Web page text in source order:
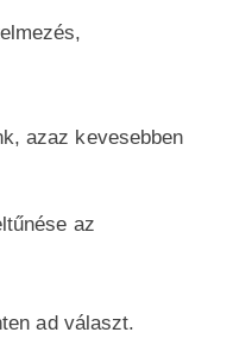
azaz kevesebben
az
ad választ.